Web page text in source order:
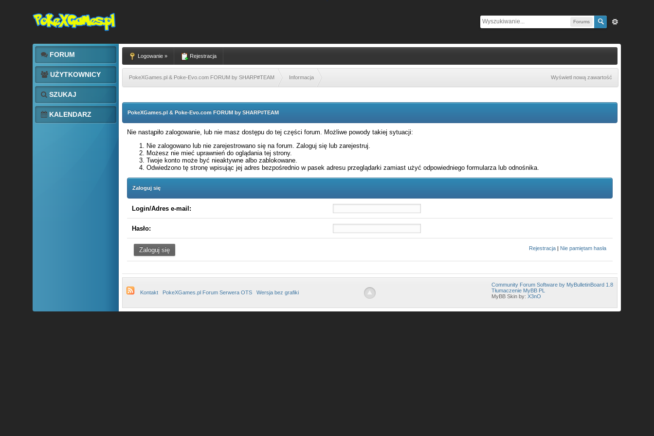
Forums
FORUM
UŻYTKOWNICY
SZUKAJ
KALENDARZ
Logowanie » Rejestracja
PokeXGames.pl & Poke-Evo.com FORUM by SHARP#TEAM Informacja Wyświetl nową zawartość
PokeXGames.pl & Poke-Evo.com FORUM by SHARP#TEAM
Nie nastąpiło zalogowanie, lub nie masz dostępu do tej części forum. Możliwe powody takiej sytuacji:
Nie zalogowano lub nie zarejestrowano się na forum. Zaloguj się lub zarejestruj.
Możesz nie mieć uprawnień do oglądania tej strony.
Twoje konto może być nieaktywne albo zablokowane.
Odwiedzono tę stronę wpisując jej adres bezpośrednio w pasek adresu przeglądarki zamiast użyć odpowiedniego formularza lub odnośnika.
Zaloguj się
Login/Adres e-mail:
Hasło:
Rejestracja | Nie pamiętam hasła
Kontakt PokeXGames.pl Forum Serwera OTS Wersja bez grafiki
Community Forum Software by MyBulletinBoard 1.8
Tłumaczenie MyBB PL
MyBB Skin by:X3nO